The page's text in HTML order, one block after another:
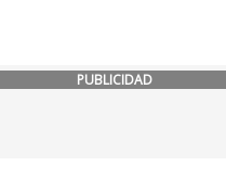
PUBLICIDAD